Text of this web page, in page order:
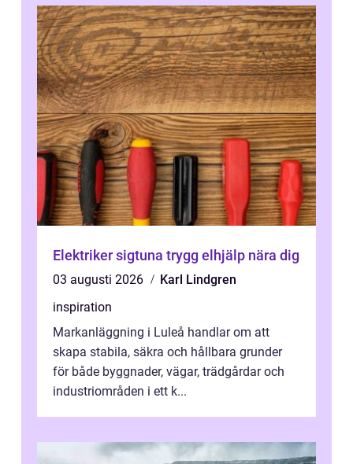
Elektriker sigtuna trygg elhjälp nära dig
03 augusti 2026
Karl Lindgren
inspiration
Markanläggning i Luleå handlar om att
skapa stabila, säkra och hållbara grunder
för både byggnader, vägar, trädgårdar och
industriområden i ett k...